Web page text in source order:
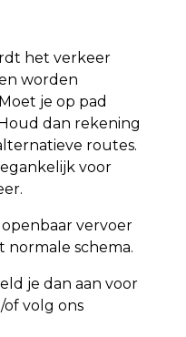
het verkeer
worden
je op pad
dan rekening
routes.
voor
vervoer
normale schema.
je dan aan voor
of volg ons